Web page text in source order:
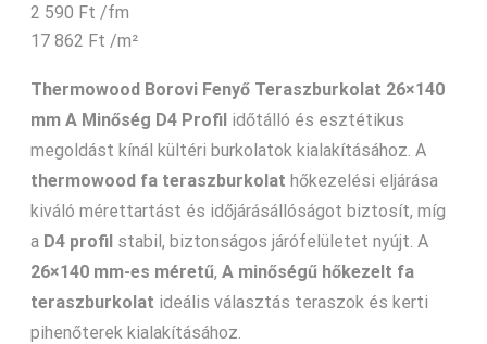
2 590 Ft /fm
17 862 Ft /m²
Thermowood Borovi Fenyő Teraszburkolat 26×140
mm A Minőség D4 Profil időtálló és esztétikus
megoldást kínál kültéri burkolatok kialakításához. A
thermowood fa teraszburkolat hőkezelési eljárása
kiváló mérettartást és időjárásállóságot biztosít, míg
a D4 profil stabil, biztonságos járófelületet nyújt. A
26×140 mm-es méretű, A minőségű hőkezelt fa
teraszburkolat ideális választás teraszok és kerti
pihenőterek kialakításához.